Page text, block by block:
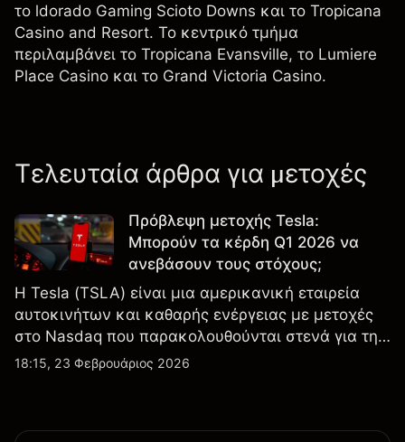
το ldorado Gaming Scioto Downs και το Tropicana
Casino and Resort. Το κεντρικό τμήμα
περιλαμβάνει το Tropicana Evansville, το Lumiere
Place Casino και το Grand Victoria Casino.
Τελευταία άρθρα για μετοχές
Πρόβλεψη μετοχής Tesla:
Μπορούν τα κέρδη Q1 2026 να
ανεβάσουν τους στόχους;
Η Tesla (TSLA) είναι μια αμερικανική εταιρεία
αυτοκινήτων και καθαρής ενέργειας με μετοχές
στο Nasdaq που παρακολουθούνται στενά για την
απόδοση κερδών, τα δεδομένα παραδόσεων και
18:15, 23 Φεβρουάριος 2026